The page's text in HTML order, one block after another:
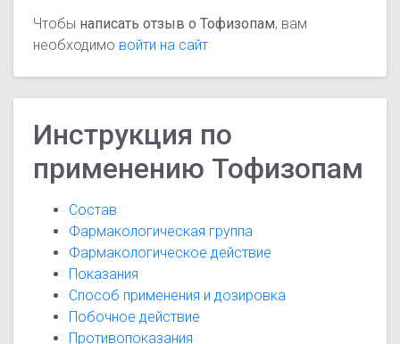
Чтобы написать отзыв о Тофизопам, вам
необходимо войти на сайт
Инструкция по
применению Тофизопам
Состав
Фармакологическая группа
Фармакологическое действие
Показания
Способ применения и дозировка
Побочное действие
Противопоказания